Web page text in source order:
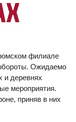
филиале
Ожидаемо
и деревнях
мероприятия.
приняв в них